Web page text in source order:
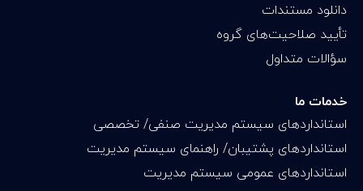
دانلود مستندات
تأیید صلاحیت‌های گروه
سؤالات متداول
خدمات ما
استانداردهای سیستم مدیریت صنفی/ تخصصی
استانداردهای پشتیبان/ راهنمای سیستم مدیریت
استانداردهای عمومی سیستم مدیریت